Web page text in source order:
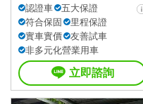
認證車
五大保證
符合保固
里程保證
實車實價
友善試車
非多元化營業用車
立即諮詢